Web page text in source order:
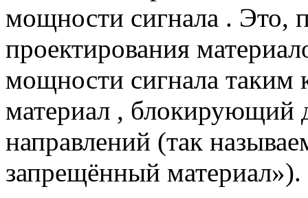
мощности сигнала . Это,
проектирования
мощности сигнала таким
материал , блокирующий
направлений (так
запрещённый материал»).